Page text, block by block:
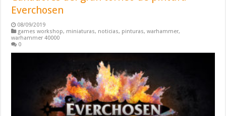
Everchosen
08/09/2019
games workshop, miniaturas, noticias, pinturas,warhammer,
warhammer 40000
0